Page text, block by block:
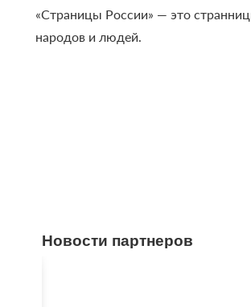
«Страницы России» — это
народов и людей.
Новости партнеров